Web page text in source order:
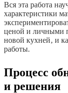
Вся эта работа
характеристики
ценой и личными
новой кухней‚ и
работы.
Процесс
и решения